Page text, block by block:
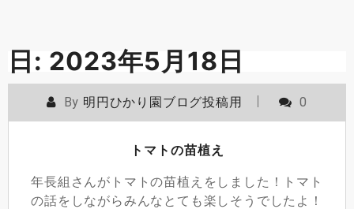
日: 2023年5月18日
By 明円ひかり園ブログ投稿用 0
トマトの苗植え
年長組さんがトマトの苗植えをしました！トマト
の話をしながらみんなとても楽しそうでしたよ！